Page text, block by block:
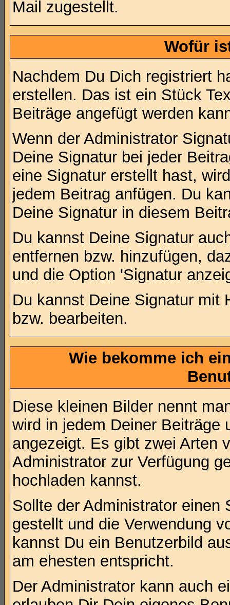
Mail zugestellt.
Wofür
Nachdem Du Dich registriert
erstellen. Das ist ein Stück
Beiträge angefügt werden
Wenn der Administrator
Deine Signatur bei jeder
eine Signatur erstellt hast,
jedem Beitrag anfügen. Du
Deine Signatur in diesem
Du kannst Deine Signatur
entfernen bzw. hinzufügen,
und die Option 'Signatur
Du kannst Deine Signatur mit
bzw. bearbeiten.
Wie bekomme ich
Diese kleinen Bilder nennt
wird in jedem Deiner Beiträge
angezeigt. Es gibt zwei Arten
Administrator zur Verfügung
hochladen kannst.
Sollte der Administrator einen
gestellt und die Verwendung
kannst Du ein Benutzerbild
am ehesten entspricht.
Der Administrator kann auch